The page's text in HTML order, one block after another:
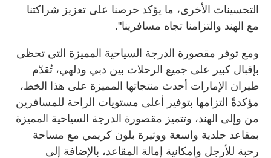
التحسينات الأخرى، ما يؤكد حرصنا على تعزيز شراكتنا
مع الهند والتزامنا تجاه مسافرينا".
ومع توفر مقصورة الدرجة السياحية المميزة التي تحظى
بإقبال كبير على جميع الرحلات بين دبي ودلهي، تُقدّم
طيران الإمارات أحدث منتجاتها المميزة على هذا الخط،
مؤكدةً التزامها بتوفير أعلى مستويات الراحة للمسافرين
من وإلى الهند، وتتميز مقصورة الدرجة السياحية المميزة
بمقاعد جلدية واسعة ووثيرة بلون كريمي مع مساحة
رحبة للأرجل وإمكانية إمالة المقاعد، بالإضافة إلى